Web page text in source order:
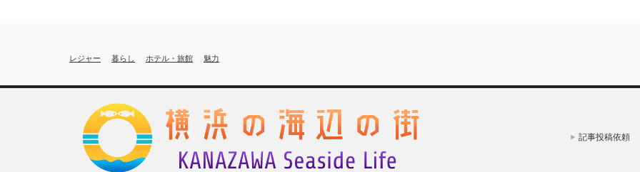
レジャー 暮らし ホテル・旅館 魅力
記事投稿依頼